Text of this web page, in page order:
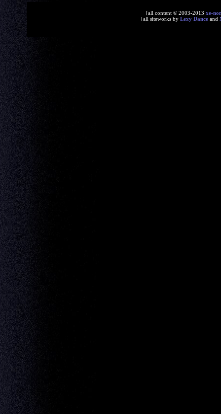
[all content © 2003-2013 xe-
[all siteworks by Lexy Dance and